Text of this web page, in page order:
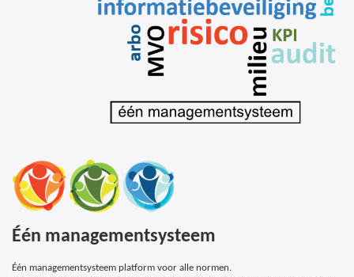
Één managementsysteem
Één managementsysteem platform voor alle normen.